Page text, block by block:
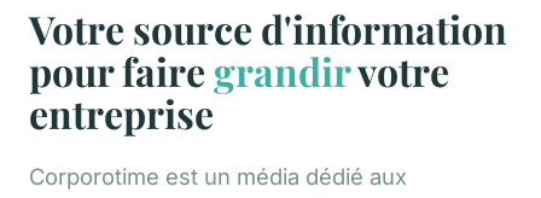
Votre source d'information
pour faire grandirvotre
entreprise
Corporotime est un média dédié aux